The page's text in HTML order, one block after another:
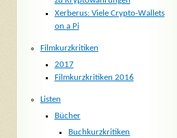
Xerberus: Viele Crypto-Wallets
on a Pi
Filmkurzkritiken
2017
Filmkurzkritiken 2016
Listen
Bücher
Buchkurzkritiken